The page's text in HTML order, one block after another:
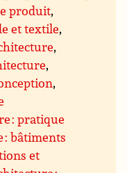
produit,
et textile,
,
,
,
: pratique
bâtiments
et